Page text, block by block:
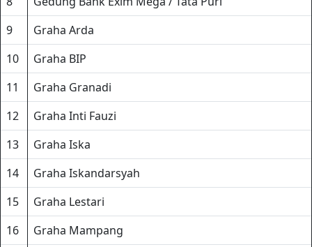
9
Graha Arda
10
Graha BIP
11
Graha Granadi
12
Graha Inti Fauzi
13
Graha Iska
14
Graha Iskandarsyah
15
Graha Lestari
16
Graha Mampang